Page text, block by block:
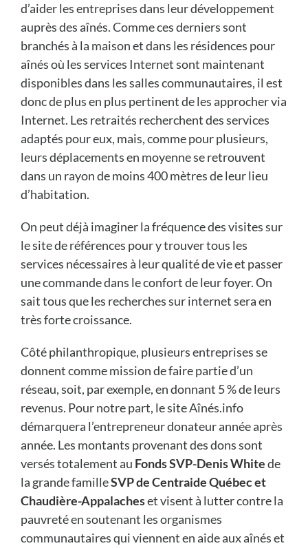
d’aider les entreprises dans leur développement
auprès des aînés. Comme ces derniers sont
branchés à la maison et dans les résidences pour
aînés où les services Internet sont maintenant
disponibles dans les salles communautaires, il est
donc de plus en plus pertinent de les approcher via
Internet. Les retraités recherchent des services
adaptés pour eux, mais, comme pour plusieurs,
leurs déplacements en moyenne se retrouvent
dans un rayon de moins 400 mètres de leur lieu
d’habitation.
On peut déjà imaginer la fréquence des visites sur
le site de références pour y trouver tous les
services nécessaires à leur qualité de vie et passer
une commande dans le confort de leur foyer. On
sait tous que les recherches sur internet sera en
très forte croissance.
Côté philanthropique, plusieurs entreprises se
donnent comme mission de faire partie d’un
réseau, soit, par exemple, en donnant 5 % de leurs
revenus. Pour notre part, le site Aînés.info
démarquera l’entrepreneur donateur année après
année. Les montants provenant des dons sont
versés totalement au Fonds SVP-Denis Whitede
la grande familleSVP de Centraide Québec et
Chaudière-Appalacheset visent à lutter contre la
pauvreté en soutenant les organismes
communautaires qui viennent en aide aux aînés et